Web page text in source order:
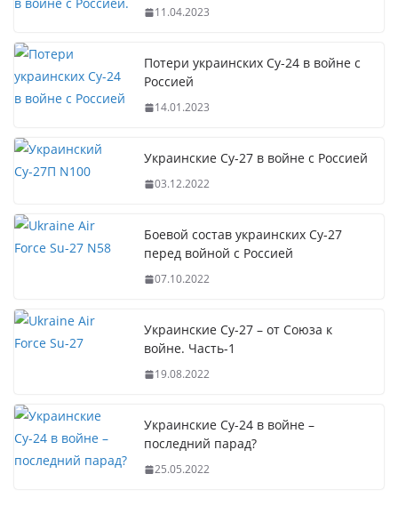
11.04.2023
Потери украинских Су-24 в войне с
Россией
14.01.2023
Украинские Су-27 в войне с Россией
03.12.2022
Боевой состав украинских Су-27
перед войной с Россией
07.10.2022
Украинские Су-27 – от Союза к
войне. Часть-1
19.08.2022
Украинские Су-24 в войне –
последний парад?
25.05.2022